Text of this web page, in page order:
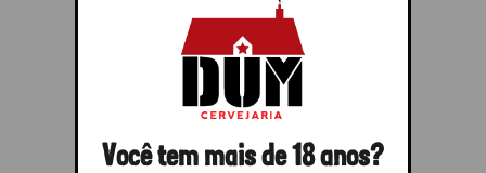
Você tem mais de 18 anos?